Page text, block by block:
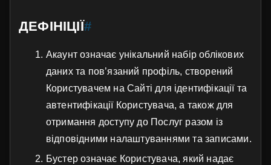
ДЕФІНІЦІЇ#
Акаунт означає унікальний набір облікових
даних та пов’язаний профіль, створений
Користувачем на Сайті для ідентифікації та
автентифікації Користувача, а також для
отримання доступу до Послуг разом із
відповідними налаштуваннями та записами.
Бустер означає Користувача, який надає